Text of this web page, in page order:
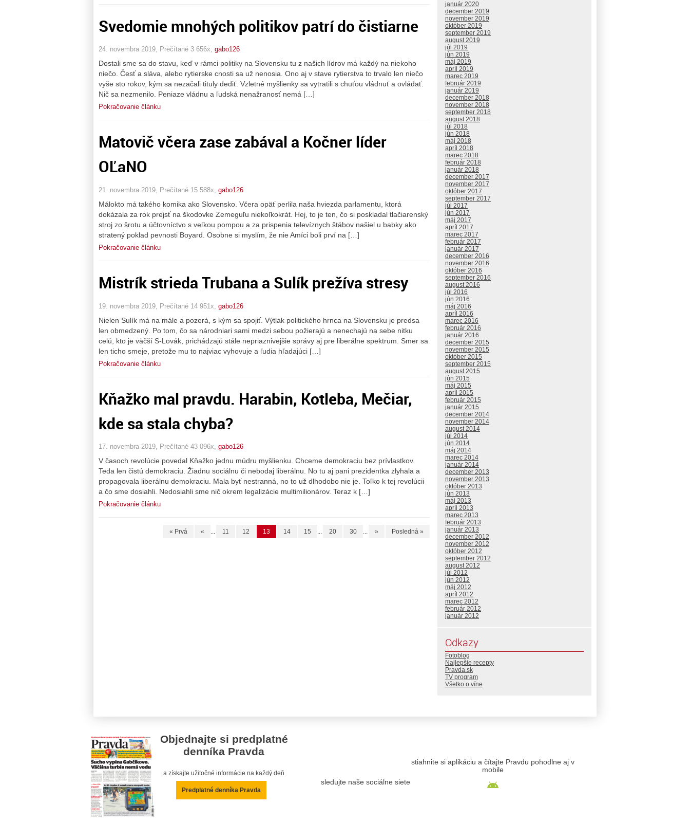
Svedomie mnohých politikov patrí do čistiarne
24. novembra 2019, Prečítané 3 656x, gabo126
Dostali sme sa do stavu, keď v rámci politiky na Slovensku tu z našich lídrov má každý na niekoho
niečo. Česť a sláva, alebo rytierske cnosti sa už nenosia. Ono aj v stave rytierstva to trvalo len niečo
vyše sto rokov, kým sa nezačali tituly dediť. Vzletné myšlienky sa vytratili s chuťou vládnuť a ovládať.
Nič sa nezmenilo. Peniaze vládnu a ľudská nenažranosť nemá […]
Pokračovanie článku
Matovič včera zase zabával a Kočner líder
OĽaNO
21. novembra 2019, Prečítané 15 588x, gabo126
Málokto má takého komika ako Slovensko. Včera opäť perlila naša hviezda parlamentu, ktorá
dokázala za rok prejsť na škodovke Zemeguľu niekoľkokrát. Hej, to je ten, čo si poskladal tlačiarenský
stroj zo šrotu a účtovníctvo s veľkou pompou a za prispenia televíznych štábov našiel u babky ako
stratený poklad pevnosti Boyard. Osobne si myslím, že nie Amíci boli prví na […]
Pokračovanie článku
Mistrík strieda Trubana a Sulík prežíva stresy
19. novembra 2019, Prečítané 14 951x, gabo126
Nielen Sulík má na mále a pozerá, s kým sa spojiť. Výtlak politického hrnca na Slovensku je predsa
len obmedzený. Po tom, čo sa národniari sami medzi sebou požierajú a nenechajú na sebe nitku
celú, kto je väčší S-Lovák, prichádzajú stále nepriaznivejšie správy aj pre liberálne spektrum. Smer sa
len ticho smeje, pretože mu to najviac vyhovuje a ľudia hľadajúci […]
Pokračovanie článku
Kňažko mal pravdu. Harabin, Kotleba, Mečiar,
kde sa stala chyba?
17. novembra 2019, Prečítané 43 096x, gabo126
V časoch revolúcie povedal Kňažko jednu múdru myšlienku. Chceme demokraciu bez prívlastkov.
Teda len čistú demokraciu. Žiadnu sociálnu či nebodaj liberálnu. No tu aj pani prezidentka zlyhala a
propagovala liberálnu demokraciu. Mala byť nestranná, no to už dlhodobo nie je. Toľko k tej revolúcii
a čo sme dosiahli. Nedosiahli sme nič okrem legalizácie multimilionárov. Teraz k […]
Pokračovanie článku
« Prvá « ... 11 12 13 14 15 ... 20 30 ... » Posledná »
január 2020
december 2019
november 2019
október 2019
september 2019
august 2019
júl 2019
jún 2019
máj 2019
apríl 2019
marec 2019
február 2019
január 2019
december 2018
november 2018
september 2018
august 2018
júl 2018
jún 2018
máj 2018
apríl 2018
marec 2018
február 2018
január 2018
december 2017
november 2017
október 2017
september 2017
júl 2017
jún 2017
máj 2017
apríl 2017
marec 2017
február 2017
január 2017
december 2016
november 2016
október 2016
september 2016
august 2016
júl 2016
jún 2016
máj 2016
apríl 2016
marec 2016
február 2016
január 2016
december 2015
november 2015
október 2015
september 2015
august 2015
jún 2015
máj 2015
apríl 2015
február 2015
január 2015
december 2014
november 2014
august 2014
júl 2014
jún 2014
máj 2014
marec 2014
január 2014
december 2013
november 2013
október 2013
jún 2013
máj 2013
apríl 2013
marec 2013
február 2013
január 2013
december 2012
november 2012
október 2012
september 2012
august 2012
júl 2012
jún 2012
máj 2012
apríl 2012
marec 2012
február 2012
január 2012
Odkazy
Fotoblog
Najlepšie recepty
Pravda.sk
TV program
Všetko o víne
Objednajte si predplatné
denníka Pravda
a získajte užitočné informácie na každý deň
Predplatné denníka Pravda
sledujte naše sociálne siete
stiahnite si aplikáciu a čítajte Pravdu pohodlne aj v
mobile